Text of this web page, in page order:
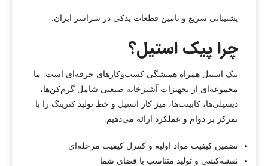
پشتیبانی سریع و تامین قطعات یدکی در سراسر ایران.
چرا پیک استیل؟
پیک استیل همراه همیشگی کسب‌وکارهای حرفه‌ای است. ما
مجموعه‌ای از تجهیزات آشپزخانه صنعتی شامل گرم‌کن‌ها،
دیسپلی‌ها، کابینت‌ها، میز کار استیل و خط تولید کترینگ را با
تمرکز بر دوام و عملکرد ارائه می‌دهیم.
تضمین کیفیت مواد اولیه و کنترل کیفیت مرحله‌ای
نقشه‌کشی و تولید متناسب با فضای شما